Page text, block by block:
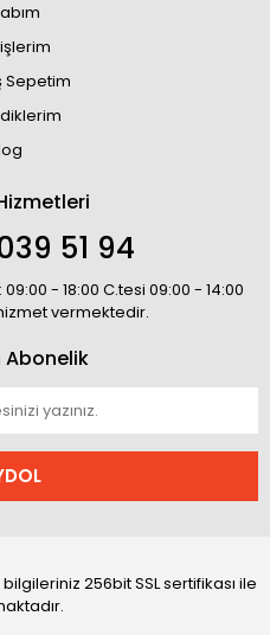
Sepetim
51 94
- 18:00 C.tesi 09:00 - 14:00
vermektedir.
Abonelik
256bit SSL sertifikası ile